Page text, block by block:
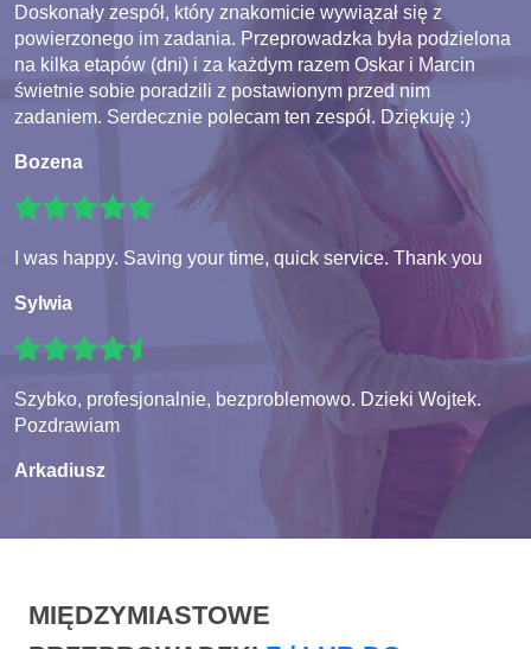
Doskonały zespół, który znakomicie wywiązał się z
powierzonego im zadania. Przeprowadzka była podzielona
na kilka etapów (dni) i za każdym razem Oskar i Marcin
świetnie sobie poradzili z postawionym przed nim
zadaniem. Serdecznie polecam ten zespół. Dziękuję :)
Bozena
I was happy. Saving your time, quick service. Thank you
Sylwia
Szybko, profesjonalnie, bezproblemowo. Dzieki Wojtek.
Pozdrawiam
Arkadiusz
MIĘDZYMIASTOWE